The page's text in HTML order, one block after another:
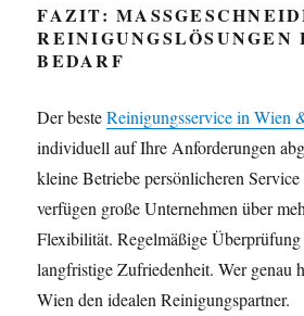
FAZIT:
EINIGUNGSLÖSUNGEN
EDARF
Der besteReinigungsservice in Wien
individuell auf Ihre Anforderungen
kleine Betriebe persönlicheren
verfügen große Unternehmen über
Flexibilität. Regelmäßige Überprüfung
langfristige Zufriedenheit. Wer genau
Wien den idealen Reinigungspartner.